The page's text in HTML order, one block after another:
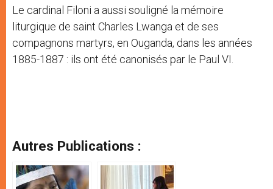
Le cardinal Filoni a aussi souligné la mémoire
liturgique de saint Charles Lwanga et de ses
compagnons martyrs, en Ouganda, dans les années
1885-1887 : ils ont été canonisés par le Paul VI.
Autres Publications :